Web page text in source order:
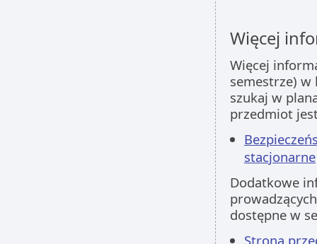
Więcej
Więcej
semestrze)
szukaj w
przedmiot
stacjonarne
Dodatkowe
dostępne w
Strona